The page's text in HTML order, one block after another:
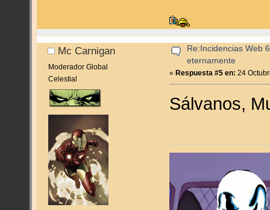
Mc Carnigan
Moderador Global
Celestial
Re:Incidencias Web
eternamente
« Respuesta #5 en: 24
Sálvanos,